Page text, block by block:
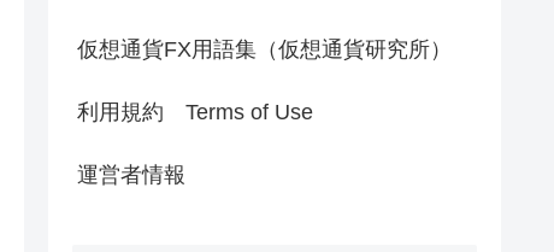
仮想通貨FX用語集（仮想通貨研究所）
利用規約 Terms of Use
運営者情報